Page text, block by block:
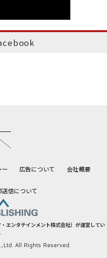
ー 広告について 会社概要
信について
エンタテインメント株式会社）が運営してい
All Rights Reserved.